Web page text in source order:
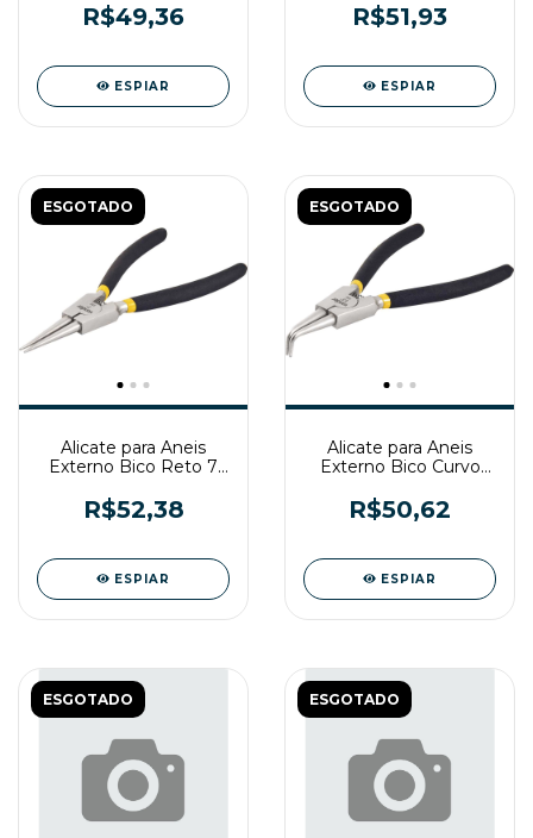
Gedore Red
R$49,36
ESPIAR
Gedore Red
R$51,93
ESPIAR
ESGOTADO
Alicate para Aneis
Externo Bico Reto 7
R$52,38
ESPIAR
ESGOTADO
Alicate para Aneis
Externo Bico Curvo
R$50,62
ESPIAR
ESGOTADO ESGOTADO